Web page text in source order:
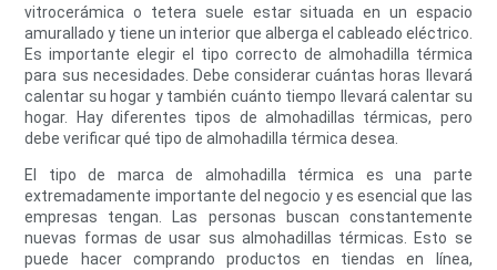
vitrocerámica o tetera suele estar situada en un espacio
amurallado y tiene un interior que alberga el cableado eléctrico.
Es importante elegir el tipo correcto de almohadilla térmica
para sus necesidades. Debe considerar cuántas horas llevará
calentar su hogar y también cuánto tiempo llevará calentar su
hogar. Hay diferentes tipos de almohadillas térmicas, pero
debe verificar qué tipo de almohadilla térmica desea.
El tipo de marca de almohadilla térmica es una parte
extremadamente importante del negocio y es esencial que las
empresas tengan. Las personas buscan constantemente
nuevas formas de usar sus almohadillas térmicas. Esto se
puede hacer comprando productos en tiendas en línea,